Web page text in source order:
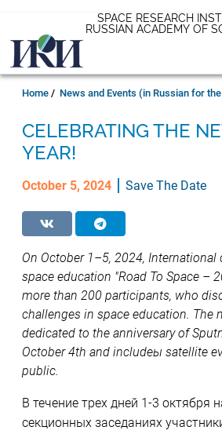
main
content
SPACE RESEARCH
RUSSIAN ACADEMY OF
EN
Breadcrumb
Home News and Events (in Russian for
CELEBRATING THE
YEAR!
October 5, 2024 Save The Date
On October 1–5, 2024, International
space education "Road To Space –
more than 200 participants, who
challenges in space education. The
dedicated to the anniversary of
October 4th and includeы satellite
public.
В течение трех дней 1-3 октября
секционных заседаниях